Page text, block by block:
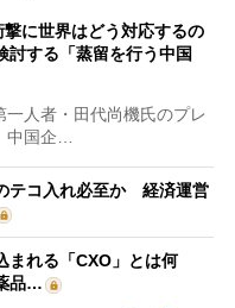
に世界はどう対応するの
する「蒸留を行う中国
人者・田代尚機氏のプレ
中国企…
テコ入れ必至か 経済運営
まれる「CXO」とは何
品…